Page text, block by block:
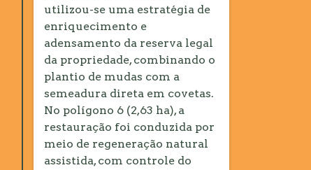
utilizou-se uma estratégia de
enriquecimento e
adensamento da reserva legal
da propriedade, combinando o
plantio de mudas com a
semeadura direta em covetas.
No polígono 6 (2,63 ha), a
restauração foi conduzida por
meio de regeneração natural
assistida, com controle do